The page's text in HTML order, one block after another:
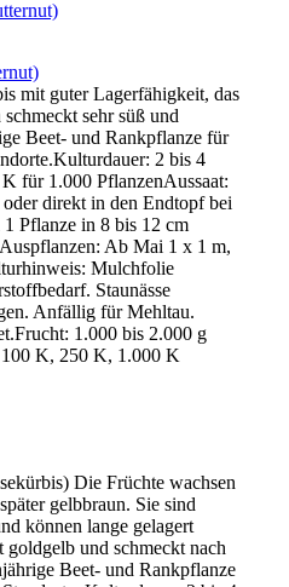
mit guter Lagerfähigkeit, das
sehr süß und
Beet- und Rankpflanze für
2 bis 4
für 1.000 PflanzenAussaat:
direkt in den Endtopf bei
Pflanze in 8 bis 12 cm
Ab Mai 1 x 1 m,
Mulchfolie
Staunässe
Anfällig für Mehltau.
1.000 bis 2.000 g
K, 250 K, 1.000 K
Die Früchte wachsen
gelbbraun. Sie sind
können lange gelagert
und schmeckt nach
Beet- und Rankpflanze